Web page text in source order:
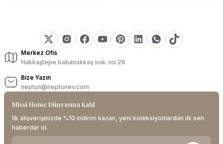
Merkez Ofis
Nakkaştepe babanakkaş sok. no 26
Bize Yazın
neptun@neptunev.com
Missi Home Dünyasına Katıl
İlk alışverişinizde %10 indirim kazan, yeni koleksiyonlardan ilk sen
haberdar ol.